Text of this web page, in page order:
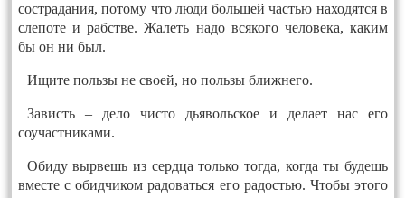
сострадания, потому что люди большей частью находятся в
слепоте и рабстве. Жалеть надо всякого человека, каким
бы он ни был.
Ищите пользы не своей, но пользы ближнего.
Зависть – дело чисто дьявольское и делает нас его
соучастниками.
Обиду вырвешь из сердца только тогда, когда ты будешь
вместе с обидчиком радоваться его радостью. Чтобы этого